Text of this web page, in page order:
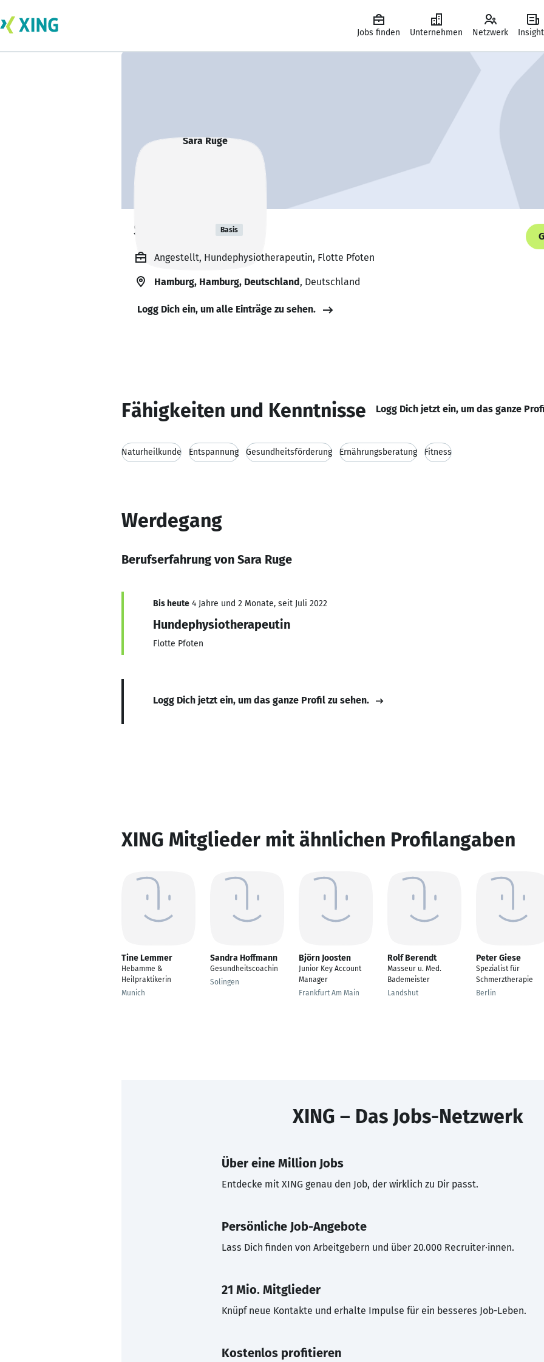
Jobs finden Unternehmen Netzwerk
Sara Ruge Basis
Angestellt, Hundephysiotherapeutin, Flotte Pfoten
Hamburg, Hamburg, Deutschland, Deutschland
Logg Dich ein, um alle Einträge zu sehen.
Fähigkeiten und Kenntnisse Logg Dich jetzt ein, um das ganze
Naturheilkunde Entspannung Gesundheitsförderung Ernährungsberatung Fitness
Werdegang
Berufserfahrung von Sara Ruge
Bis heute 4 Jahre und 2 Monate, seit Juli 2022
Hundephysiotherapeutin
Flotte Pfoten
Logg Dich jetzt ein, um das ganze Profil zu sehen.
XING Mitglieder mit ähnlichen Profilangaben
Tine Lemmer
Hebamme &
Heilpraktikerin
Munich
Sandra Hoffmann
Gesundheitscoachin
Solingen
Björn Joosten
Junior Key Account
Manager
Frankfurt Am Main
Rolf Berendt
Masseur u. Med.
Bademeister
Landshut
Peter Giese
Spezialist für
Schmerztherapie
Berlin
XING – Das Jobs-Netzwerk
Über eine Million Jobs
Entdecke mit XING genau den Job, der wirklich zu Dir passt.
Persönliche Job-Angebote
Lass Dich finden von Arbeitgebern und über 20.000 Recruiter·innen.
21 Mio. Mitglieder
Knüpf neue Kontakte und erhalte Impulse für ein besseres Job-Leben.
Kostenlos profitieren